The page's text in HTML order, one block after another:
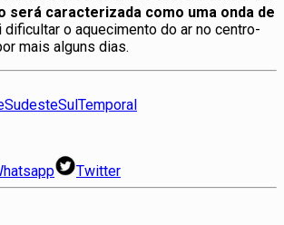
será caracterizada como uma onda de
dificultar o aquecimento do ar no centro-
mais alguns dias.
SudesteSulTemporal
Twitter